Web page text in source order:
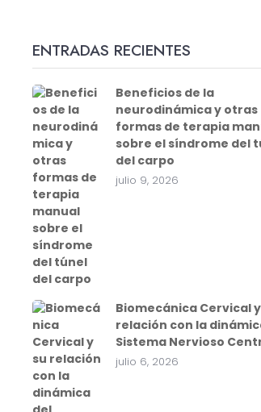
ENTRADAS RECIENTES
Beneficios de la
neurodinámica y otras
formas de terapia
sobre el síndrome del
del carpo
julio 9, 2026
Biomecánica Cervical
relación con la
Sistema Nervioso
julio 6, 2026